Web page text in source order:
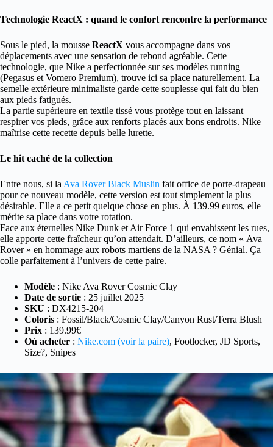
Technologie ReactX : quand le confort rencontre la performance
Sous le pied, la mousse ReactX vous accompagne dans vos
déplacements avec une sensation de rebond agréable. Cette
technologie, que Nike a perfectionnée sur ses modèles running
(Pegasus et Vomero Premium), trouve ici sa place naturellement. La
semelle extérieure minimaliste garde cette souplesse qui fait du bien
aux pieds fatigués.
La partie supérieure en textile tissé vous protège tout en laissant
respirer vos pieds, grâce aux renforts placés aux bons endroits. Nike
maîtrise cette recette depuis belle lurette.
Le hit caché de la collection
Entre nous, si la Ava Rover Black Muslin fait office de porte-drapeau
pour ce nouveau modèle, cette version est tout simplement la plus
désirable. Elle a ce petit quelque chose en plus. À 139.99 euros, elle
mérite sa place dans votre rotation.
Face aux éternelles Nike Dunk et Air Force 1 qui envahissent les rues,
elle apporte cette fraîcheur qu’on attendait. D’ailleurs, ce nom « Ava
Rover » en hommage aux robots martiens de la NASA ? Génial. Ça
colle parfaitement à l’univers de cette paire.
Modèle : Nike Ava Rover Cosmic Clay
Date de sortie : 25 juillet 2025
SKU : DX4215-204
Coloris : Fossil/Black/Cosmic Clay/Canyon Rust/Terra Blush
Prix : 139.99€
Où acheter : Nike.com (voir la paire), Footlocker, JD Sports,
Size?, Snipes